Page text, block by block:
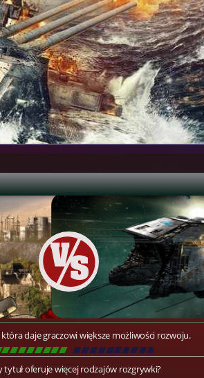
daje graczowi większe możliwości rozwoju.
\\\\\\\\ \\\\\\\\\]
tytuł oferuje więcej rodzajów rozgrywki?